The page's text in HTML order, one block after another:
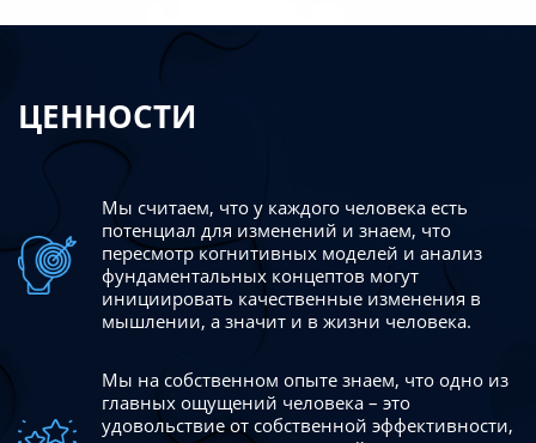
ЦЕННОСТИ
Мы считаем, что у каждого человека есть
потенциал для изменений и знаем, что
пересмотр когнитивных моделей и анализ
фундаментальных концептов могут
инициировать качественные изменения в
мышлении, а значит и в жизни человека.
Мы на собственном опыте знаем, что одно из
главных ощущений человека – это
удовольствие от собственной эффективности,